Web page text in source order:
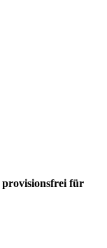
provisionsfrei für